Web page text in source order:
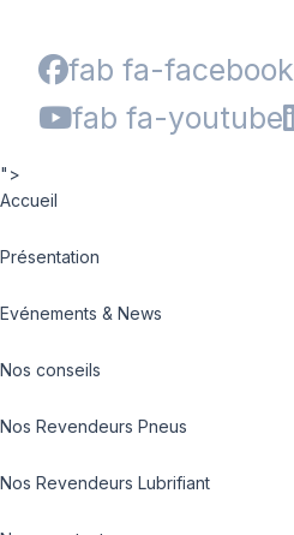
fab fa-facebook
fab fa-youtube
">
Accueil
Présentation
Evénements & News
Nos conseils
Nos Revendeurs Pneus
Nos Revendeurs Lubrifiant